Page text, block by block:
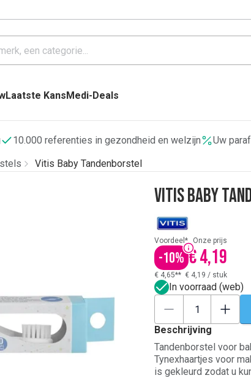
Laatste KansMedi-Deals
10.000 referenties in gezondheid en welzijn
Uw
Vitis Baby Tandenborstel
Vitis Baby
Voordeel*
-10%
Onze prijs
€ 4,19
€ 4,65** € 4,19 / stuk
In voorraad (web)
Beschrijving
Tandenborstel voor
Tynexhaartjes voor
is gekleurd zodat u